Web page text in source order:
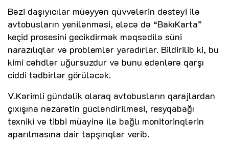
Bəzi daşıyıcılar müəyyən qüvvələrin dəstəyi ilə
avtobusların yenilənməsi, eləcə də “BakıKarta”
keçid prosesini gecikdirmək məqsədilə süni
narazılıqlar və problemlər yaradırlar. Bildirilib ki, bu
kimi cəhdlər uğursuzdur və bunu edənlərə qarşı
ciddi tədbirlər görüləcək.
V.Kərimli gündəlik olaraq avtobusların qarajlardan
çıxışına nəzarətin gücləndirilməsi, resyqabağı
texniki və tibbi müayinə ilə bağlı monitorinqlərin
aparılmasına dair tapşırıqlar verib.